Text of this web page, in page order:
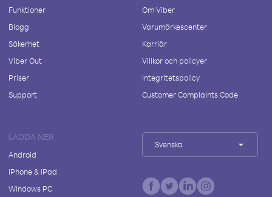
Funktioner
Blogg
Säkerhet
Viber Out
Priser
Support
Om Viber
Varumärkescenter
Karriär
Villkor och policyer
Integritetspolicy
Customer Complaints Code
LADDA NER
Android
iPhone & iPad
Windows PC
Svenska